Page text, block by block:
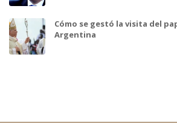
Cómo se gestó la visita del
Argentina